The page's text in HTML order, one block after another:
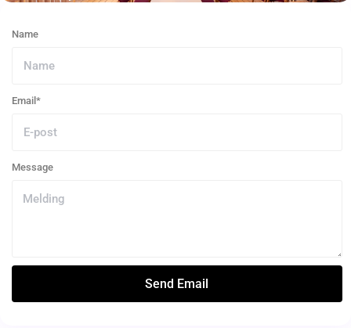
Name
Email*
Message
Send Email